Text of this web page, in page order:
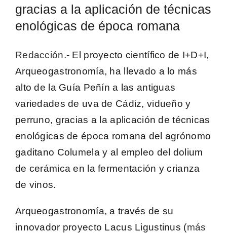
gracias a la aplicación de técnicas
enológicas de época romana
Redacción.- El proyecto científico de I+D+I,
Arqueogastronomía, ha llevado a lo más
alto de la Guía Peñín a las antiguas
variedades de uva de Cádiz, vidueño y
perruno, gracias a la aplicación de técnicas
enológicas de época romana del agrónomo
gaditano Columela y al empleo del dolium
de cerámica en la fermentación y crianza
de vinos.
Arqueogastronomía, a través de su
innovador proyecto Lacus Ligustinus (más